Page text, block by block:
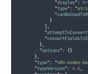
"display" :
"type" : "
"
}
],
"
"
},
"options" : {}
},
"type" : "n8n-nodes-
"typeVersion" : 4.6,